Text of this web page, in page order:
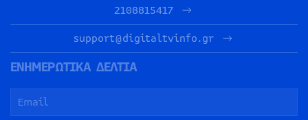
2108815417
support@digitaltvinfo.gr
ΕΝΗΜΕΡΩΤΙΚΑ ΔΕΛΤΙΑ